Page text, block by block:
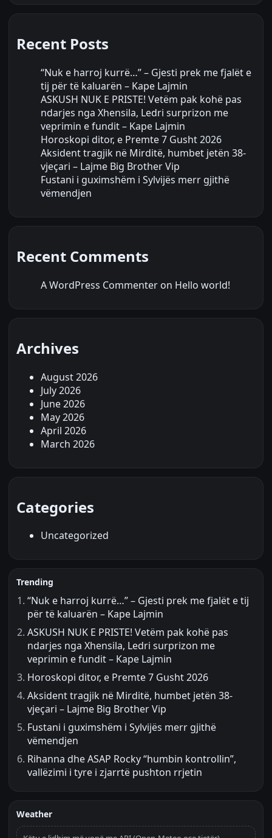
Recent Posts
“Nuk e harroj kurrë…” – Gjesti prek me fjalët e
tij për të kaluarën – Kape Lajmin
ASKUSH NUK E PRISTE! Vetëm pak kohë pas
ndarjes nga Xhensila, Ledri surprizon me
veprimin e fundit – Kape Lajmin
Horoskopi ditor, e Premte 7 Gusht 2026
Aksident tragjik në Mirditë, humbet jetën 38-
vjeçari – Lajme Big Brother Vip
Fustani i guximshëm i Sylvijës merr gjithë
vëmendjen
Recent Comments
A WordPress Commenter on Hello world!
Archives
August 2026
July 2026
June 2026
May 2026
April 2026
March 2026
Categories
Uncategorized
Trending
“Nuk e harroj kurrë…” – Gjesti prek me fjalët e tij
për të kaluarën – Kape Lajmin
ASKUSH NUK E PRISTE! Vetëm pak kohë pas
ndarjes nga Xhensila, Ledri surprizon me
veprimin e fundit – Kape Lajmin
Horoskopi ditor, e Premte 7 Gusht 2026
Aksident tragjik në Mirditë, humbet jetën 38-
vjeçari – Lajme Big Brother Vip
Fustani i guximshëm i Sylvijës merr gjithë
vëmendjen
Rihanna dhe ASAP Rocky “humbin kontrollin”,
vallëzimi i tyre i zjarrtë pushton rrjetin
Weather